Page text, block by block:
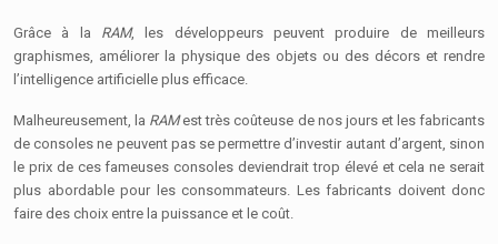
Grâce à la RAM, les développeurs peuvent produire de meilleurs
graphismes, améliorer la physique des objets ou des décors et rendre
l’intelligence artificielle plus efficace.
Malheureusement, la RAMest très coûteuse de nos jours et les fabricants
de consoles ne peuvent pas se permettre d’investir autant d’argent, sinon
le prix de ces fameuses consoles deviendrait trop élevé et cela ne serait
plus abordable pour les consommateurs. Les fabricants doivent donc
faire des choix entre la puissance et le coût.